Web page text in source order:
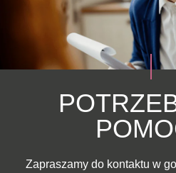
Zapraszamy do kontaktu w